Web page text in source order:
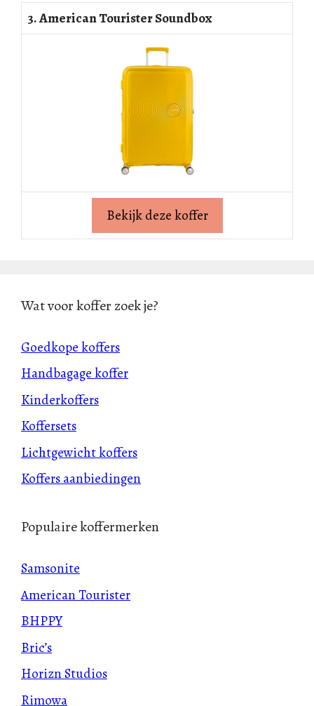
3. American Tourister Soundbox
Bekijk deze koffer
Wat voor koffer zoek je?
Goedkope koffers
Handbagage koffer
Kinderkoffers
Koffersets
Lichtgewicht koffers
Koffers aanbiedingen
Populaire koffermerken
Samsonite
American Tourister
BHPPY
Bric’s
Horizn Studios
Rimowa